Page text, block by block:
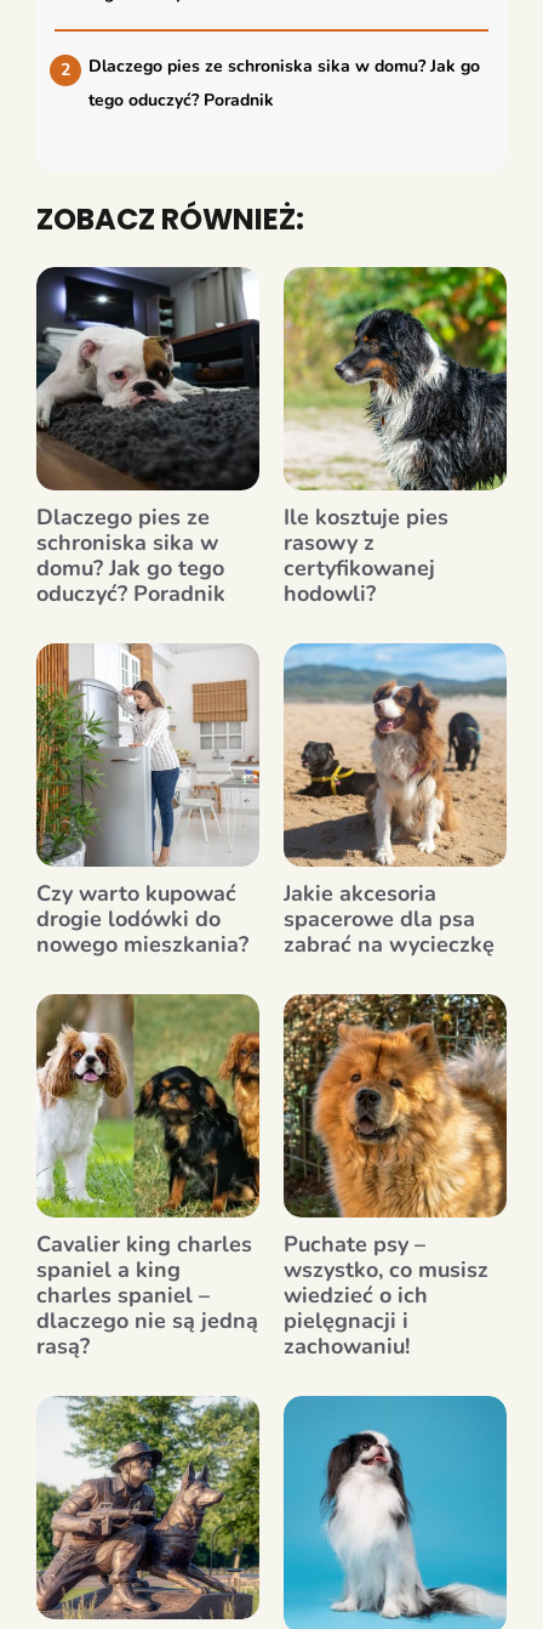
Dlaczego pies ze schroniska sika w domu? Jak go
tego oduczyć? Poradnik
ZOBACZ RÓWNIEŻ:
Dlaczego pies ze
schroniska sika w
domu? Jak go tego
oduczyć? Poradnik
Ile kosztuje pies
rasowy z
certyfikowanej
hodowli?
Czy warto kupować
drogie lodówki do
nowego mieszkania?
Jakie akcesoria
spacerowe dla psa
zabrać na wycieczkę
Cavalier king charles
spaniel a king
charles spaniel –
dlaczego nie są jedną
rasą?
Puchate psy –
wszystko, co musisz
wiedzieć o ich
pielęgnacji i
zachowaniu!